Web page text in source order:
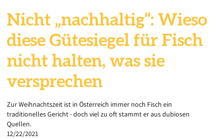
Nicht „nachhaltig“: Wieso
diese Gütesiegel für Fisch
nicht halten, was sie
versprechen
Zur Weihnachtszeit ist in Österreich immer noch Fisch ein
traditionelles Gericht - doch viel zu oft stammt er aus dubiosen
Quellen.
12/22/2021